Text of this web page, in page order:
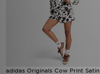
adidas Originals Cow Print Satin